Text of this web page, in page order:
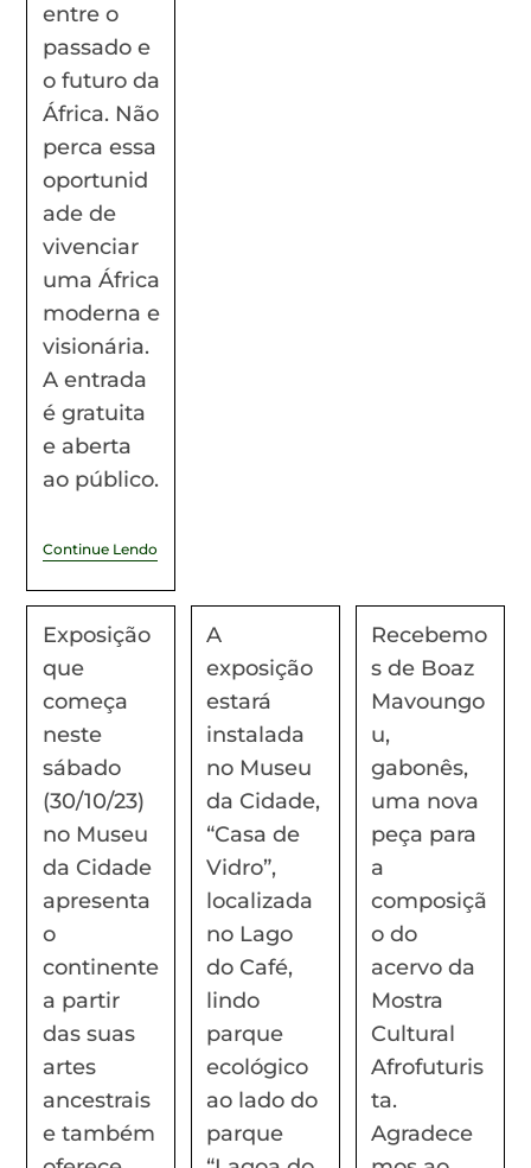
entre o
passado e
o futuro da
África. Não
perca essa
oportunid
ade de
vivenciar
uma África
moderna e
visionária.
A entrada
é gratuita
e aberta
ao público.
Continue Lendo
Exposição
que
começa
neste
sábado
(30/10/23)
no Museu
da Cidade
apresenta
o
continente
a partir
das suas
artes
ancestrais
e também
A
exposição
estará
instalada
no Museu
da Cidade,
“Casa de
Vidro”,
localizada
no Lago
do Café,
lindo
parque
ecológico
ao lado do
parque
Recebemo
s de Boaz
Mavoungo
u,
gabonês,
uma nova
peça para
a
composiçã
o do
acervo da
Mostra
Cultural
Afrofuturis
ta.
Agradece